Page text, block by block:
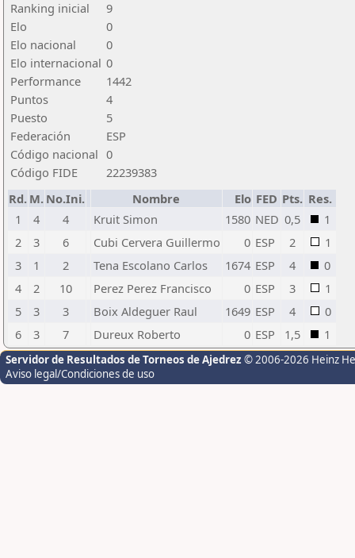
Ranking inicial
9
Elo
0
Elo nacional
0
Elo internacional 0
Performance
1442
Puntos
4
Puesto
5
Federación
ESP
Código nacional 0
Código FIDE
22239383
Rd. M. No.Ini. Nombre Elo FED Pts. Res.
1
4 4 Kruit Simon 1580 NED 0,5
1
2
3 6 Cubi Cervera Guillermo 0 ESP 2
1
3
1 2 Tena Escolano Carlos 1674 ESP 4
0
4
2 10 Perez Perez Francisco 0 ESP 3
1
5
3 3 Boix Aldeguer Raul 1649 ESP 4
0
6
3 7 Dureux Roberto 0 ESP 1,5 1
Servidor de Resultados de Torneos de Ajedrez © 2006-2026 Heinz
Aviso legal/Condiciones de uso